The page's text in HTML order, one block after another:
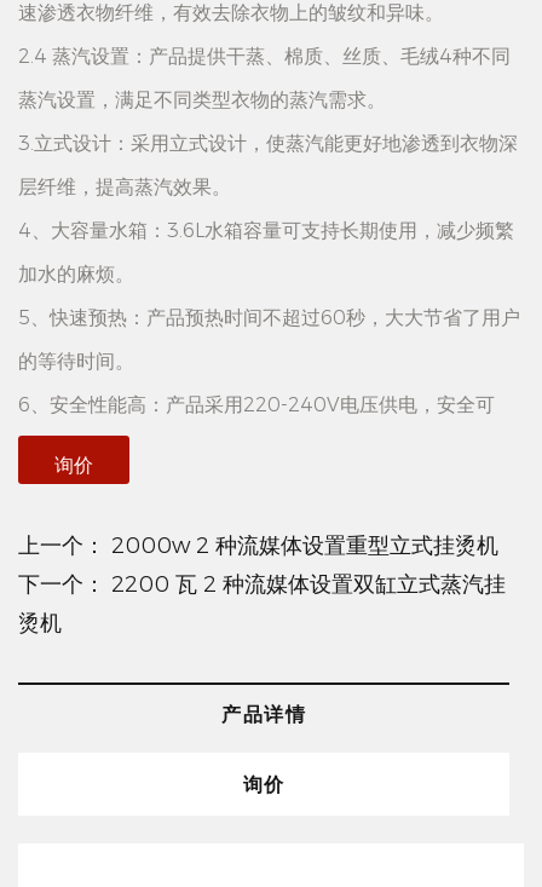
速渗透衣物纤维，有效去除衣物上的皱纹和异味。
2.4 蒸汽设置：产品提供干蒸、棉质、丝质、毛绒4种不同
蒸汽设置，满足不同类型衣物的蒸汽需求。
3.立式设计：采用立式设计，使蒸汽能更好地渗透到衣物深
层纤维，提高蒸汽效果。
4、大容量水箱：3.6L水箱容量可支持长期使用，减少频繁
加水的麻烦。
5、快速预热：产品预热时间不超过60秒，大大节省了用户
的等待时间。
6、安全性能高：产品采用220-240V电压供电，安全可
产品优势：
1、高效除皱：由于2000W的强大功率和多种蒸汽设置，产
品能快速产生大量蒸汽并渗透到衣物纤维中，从而有效去除
衣物上的皱纹，使衣物更平坦。
干蒸、棉质、丝绸和毛绒。无论是日常穿着的服装还是特殊
3、操作方便：立式设计让蒸汽更好地渗透到衣物深层纤
询价
上一个：
2000w 2 种流媒体设置重型立式挂烫机
下一个：
2200 瓦 2 种流媒体设置双缸立式蒸汽挂
烫机
产品详情
询价